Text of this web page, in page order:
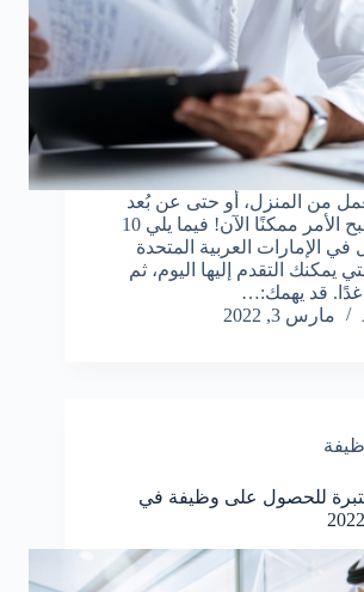
من المنزل، أو حتى عن بُعد
لشركة دولية؟ أصبح الأمر ممكنًا الآن! فيما يلي 10
الإمارات العربية المتحدة
يمكنك التقدم إليها اليوم، ثم
غدًا. قد يهمك:…
مارس 3, 2022
للحصول على وظيفة في